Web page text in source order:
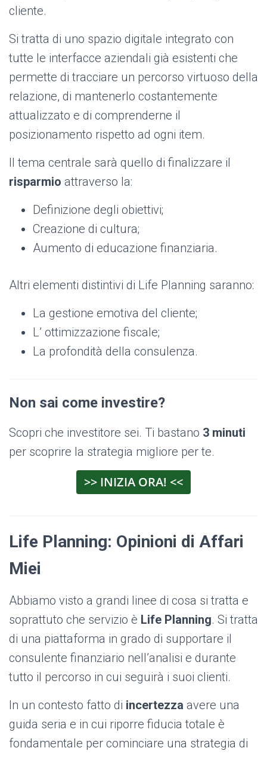
cliente.
Si tratta di uno spazio digitale integrato con
tutte le interfacce aziendali già esistenti che
permette di tracciare un percorso virtuoso della
relazione, di mantenerlo costantemente
attualizzato e di comprenderne il
posizionamento rispetto ad ogni item.
Il tema centrale sarà quello di finalizzare il
risparmio attraverso la:
Definizione degli obiettivi;
Creazione di cultura;
Aumento di educazione finanziaria.
Altri elementi distintivi di Life Planning saranno:
La gestione emotiva del cliente;
L’ ottimizzazione fiscale;
La profondità della consulenza.
Non sai come investire?
Scopri che investitore sei. Ti bastano 3 minuti
per scoprire la strategia migliore per te.
>> INIZIA ORA! <<
Life Planning: Opinioni di Affari
Miei
Abbiamo visto a grandi linee di cosa si tratta e
soprattuto che servizio è Life Planning. Si tratta
di una piattaforma in grado di supportare il
consulente finanziario nell’analisi e durante
tutto il percorso in cui seguirà i suoi clienti.
In un contesto fatto di incertezza avere una
guida seria e in cui riporre fiducia totale è
fondamentale per cominciare una strategia di